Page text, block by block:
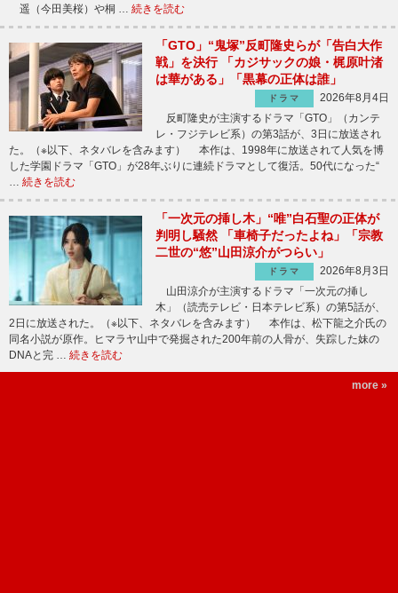
遥（今田美桜）や桐 … 続きを読む
「GTO」“鬼塚”反町隆史らが「告白大作
戦」を決行 「カジサックの娘・梶原叶渚
は華がある」「黒幕の正体は誰」
ドラマ
2026年8月4日
反町隆史が主演するドラマ「GTO」（カンテ
レ・フジテレビ系）の第3話が、3日に放送され
た。（※以下、ネタバレを含みます） 本作は、1998年に放送されて人気を博
した学園ドラマ「GTO」が28年ぶりに連続ドラマとして復活。50代になった“
続きを読む
「一次元の挿し木」“唯”白石聖の正体が
判明し騒然 「車椅子だったよね」「宗教
二世の“悠”山田涼介がつらい」
ドラマ
2026年8月3日
山田涼介が主演するドラマ「一次元の挿し
木」（読売テレビ・日本テレビ系）の第5話が、
2日に放送された。（※以下、ネタバレを含みます） 本作は、松下龍之介氏の
同名小説が原作。ヒマラヤ山中で発掘された200年前の人骨が、失踪した妹の
DNAと完 … 続きを読む
more »